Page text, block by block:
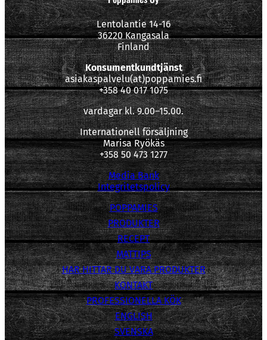
Lentolantie 14-16
36220 Kangasala
Finland
Konsumentkundtjänst
asiakaspalvelu(at)poppamies.fi
+358 40 017 1075
vardagar kl. 9.00–15.00.
Internationell försäljning
Marisa Ryökäs
+358 50 473 1277
Media Bank
Integritetspolicy
POPPAMIES
PRODUKTER
RECEPT
MATTIPS
HAR HITTAR DU VARA PRODUKTER
KONTAKT
PROFESSIONELLA KÖK
ENGLISH
SVENSKA